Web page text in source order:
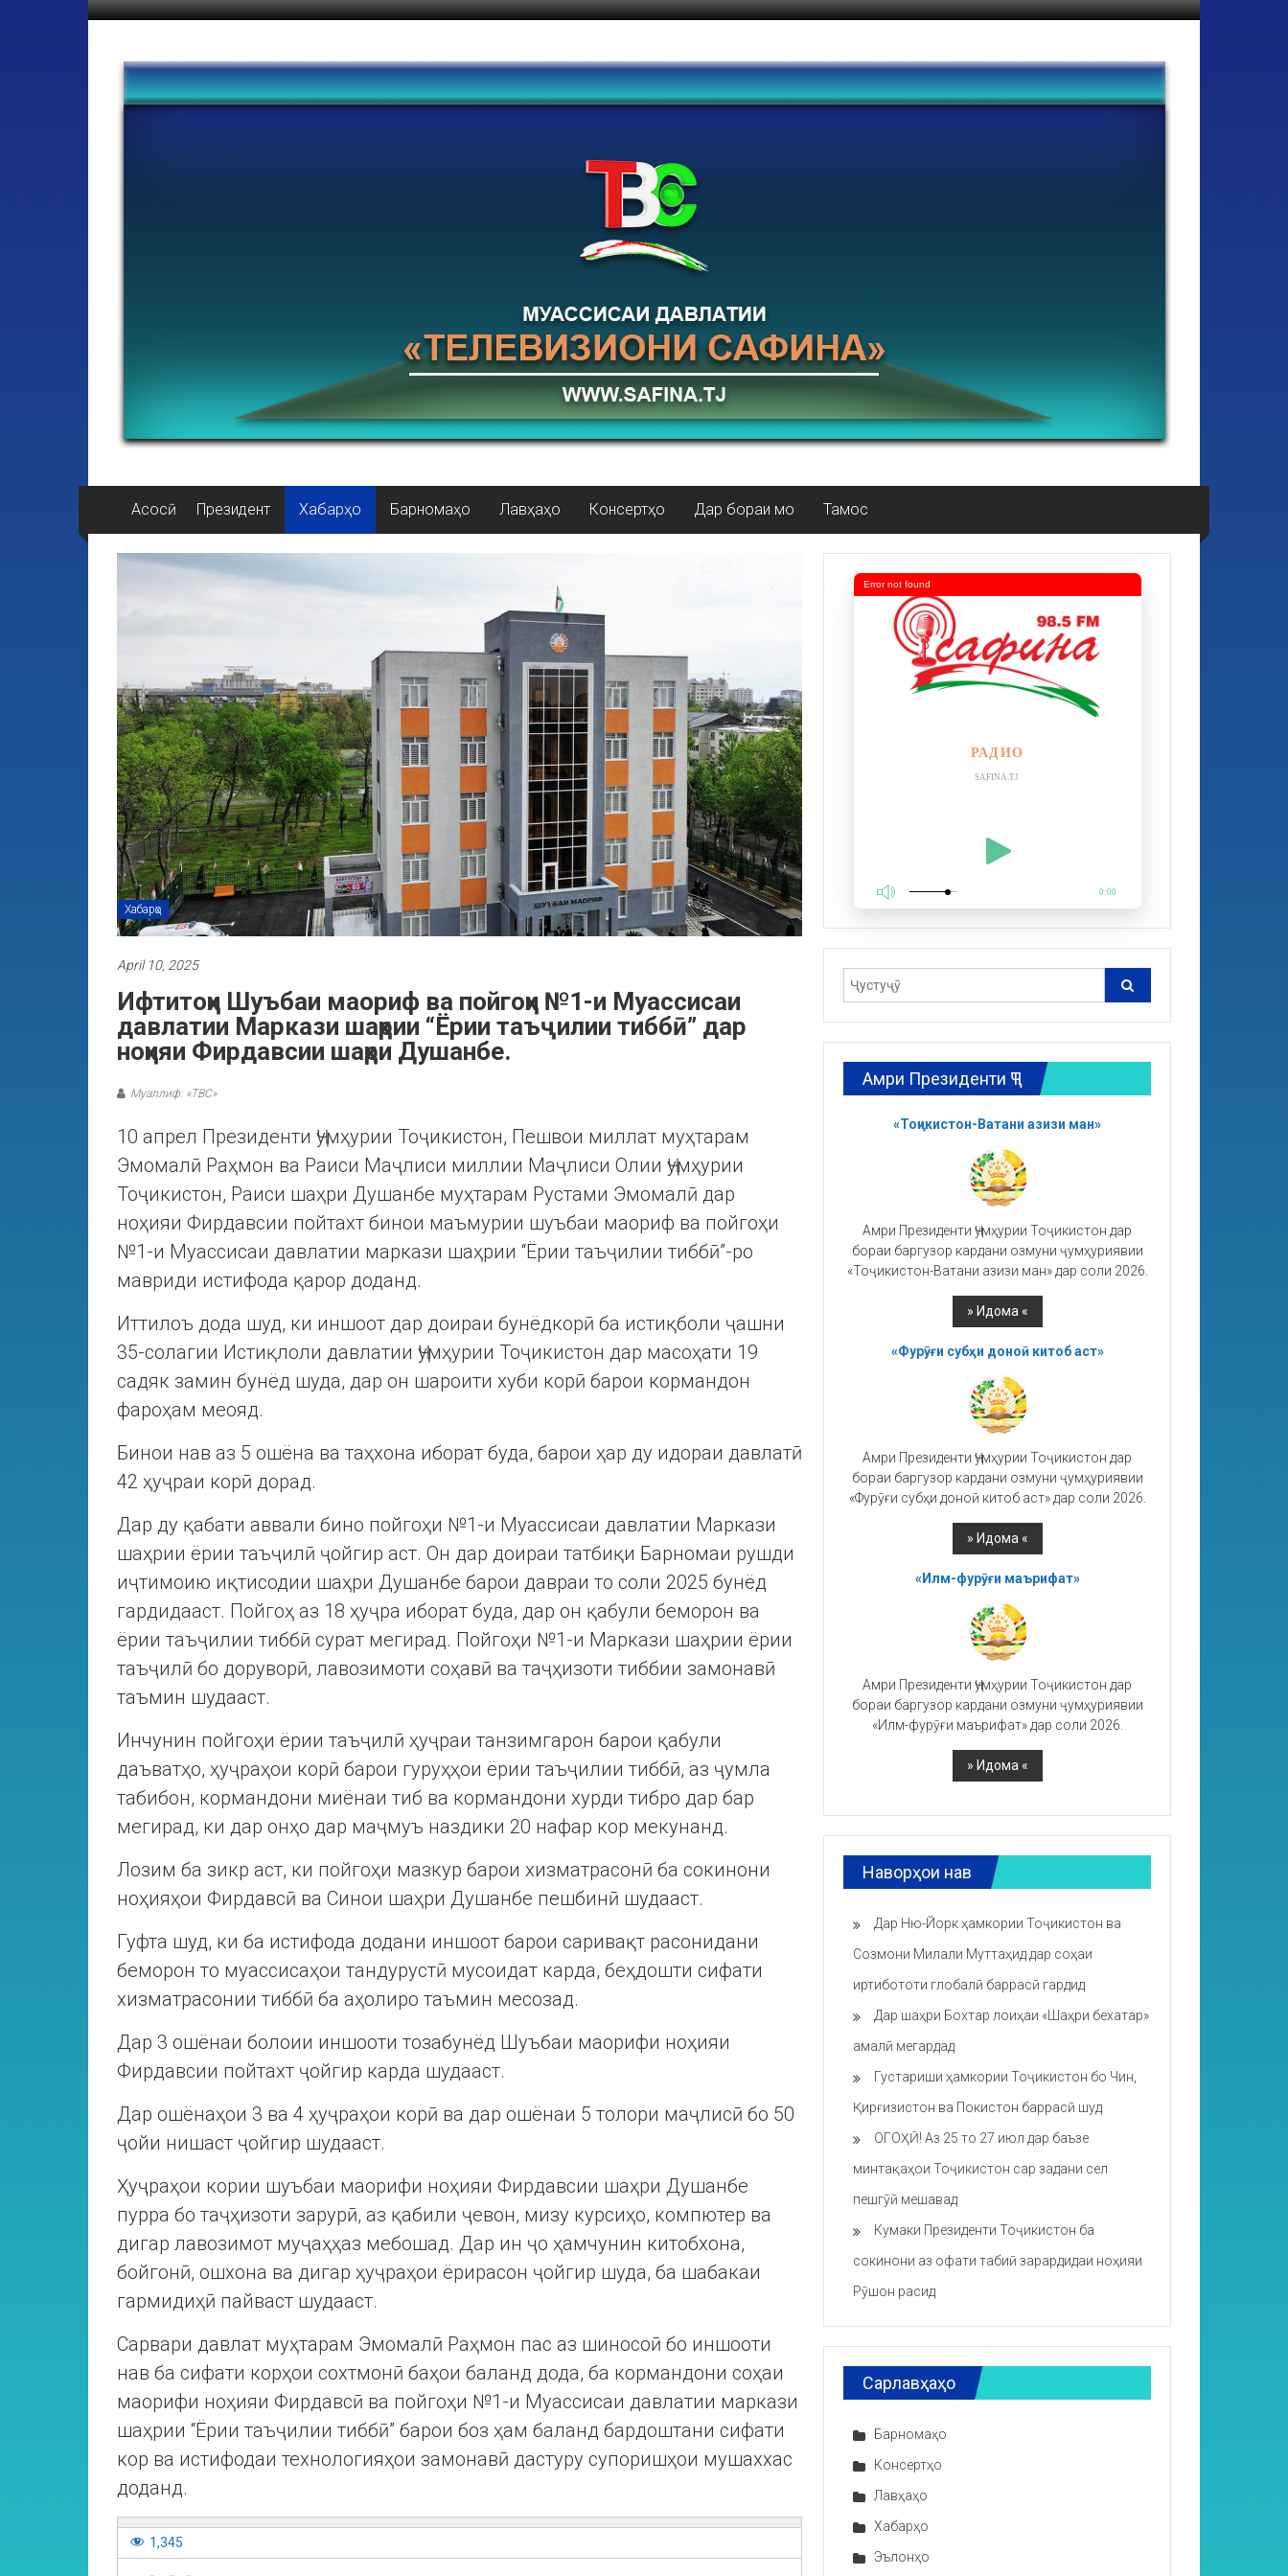
Асосӣ Президент Хабарҳо Барномаҳо Лавҳаҳо Консертҳо Дар бораи мо Тамос
Хабарҳо
April 10, 2025
Ифтитоҳи Шуъбаи маориф ва пойгоҳи №1-и Муассисаи
давлатии Маркази шаҳрии “Ёрии таъҷилии тиббӣ” дар
ноҳияи Фирдавсии шаҳри Душанбе.
Муаллиф: «ТВС»
10 апрел Президенти Ҷумҳурии Тоҷикистон, Пешвои миллат муҳтарам
Эмомалӣ Раҳмон ва Раиси Маҷлиси миллии Маҷлиси Олии Ҷумҳурии
Тоҷикистон, Раиси шаҳри Душанбе муҳтарам Рустами Эмомалӣ дар
ноҳияи Фирдавсии пойтахт бинои маъмурии шуъбаи маориф ва пойгоҳи
№1-и Муассисаи давлатии маркази шаҳрии “Ёрии таъҷилии тиббӣ”-ро
мавриди истифода қарор доданд.
Иттилоъ дода шуд, ки иншоот дар доираи бунёдкорӣ ба истиқболи ҷашни
35-солагии Истиқлоли давлатии Ҷумҳурии Тоҷикистон дар масоҳати 19
садяк замин бунёд шуда, дар он шароити хуби корӣ барои кормандон
фароҳам меояд.
Бинои нав аз 5 ошёна ва таҳхона иборат буда, барои ҳар ду идораи давлатӣ
42 ҳуҷраи корӣ дорад.
Дар ду қабати аввали бино пойгоҳи №1-и Муассисаи давлатии Маркази
шаҳрии ёрии таъҷилӣ ҷойгир аст. Он дар доираи татбиқи Барномаи рушди
иҷтимоию иқтисодии шаҳри Душанбе барои давраи то соли 2025 бунёд
гардидааст. Пойгоҳ аз 18 ҳуҷра иборат буда, дар он қабули беморон ва
ёрии таъҷилии тиббӣ сурат мегирад. Пойгоҳи №1-и Маркази шаҳрии ёрии
таъҷилӣ бо доруворӣ, лавозимоти соҳавӣ ва таҷҳизоти тиббии замонавӣ
таъмин шудааст.
Инчунин пойгоҳи ёрии таъҷилӣ ҳуҷраи танзимгарон барои қабули
даъватҳо, ҳуҷраҳои корӣ барои гуруҳҳои ёрии таъҷилии тиббӣ, аз ҷумла
табибон, кормандони миёнаи тиб ва кормандони хурди тибро дар бар
мегирад, ки дар онҳо дар маҷмуъ наздики 20 нафар кор мекунанд.
Лозим ба зикр аст, ки пойгоҳи мазкур барои хизматрасонӣ ба сокинони
ноҳияҳои Фирдавсӣ ва Синои шаҳри Душанбе пешбинӣ шудааст.
Гуфта шуд, ки ба истифода додани иншоот барои саривақт расонидани
беморон то муассисаҳои тандурустӣ мусоидат карда, беҳдошти сифати
хизматрасонии тиббӣ ба аҳолиро таъмин месозад.
Дар 3 ошёнаи болоии иншооти тозабунёд Шуъбаи маорифи ноҳияи
Фирдавсии пойтахт ҷойгир карда шудааст.
Дар ошёнаҳои 3 ва 4 ҳуҷраҳои корӣ ва дар ошёнаи 5 толори маҷлисӣ бо 50
ҷойи нишаст ҷойгир шудааст.
Ҳуҷраҳои кории шуъбаи маорифи ноҳияи Фирдавсии шаҳри Душанбе
пурра бо таҷҳизоти зарурӣ, аз қабили ҷевон, мизу курсиҳо, компютер ва
дигар лавозимот муҷаҳҳаз мебошад. Дар ин ҷо ҳамчунин китобхона,
бойгонӣ, ошхона ва дигар ҳуҷраҳои ёрирасон ҷойгир шуда, ба шабакаи
гармидиҳӣ пайваст шудааст.
Сарвари давлат муҳтарам Эмомалӣ Раҳмон пас аз шиносоӣ бо иншооти
нав ба сифати корҳои сохтмонӣ баҳои баланд дода, ба кормандони соҳаи
маорифи ноҳияи Фирдавсӣ ва пойгоҳи №1-и Муассисаи давлатии маркази
шаҳрии “Ёрии таъҷилии тиббӣ” барои боз ҳам баланд бардоштани сифати
кор ва истифодаи технологияҳои замонавӣ дастуру супоришҳои мушаххас
доданд.
1,345
РАДИО
SAFINA.TJ
0:00
Error not found
Амри Президенти ҶТ
«Тоҷикистон-Ватани азизи ман»
Амри Президенти Ҷумҳурии Тоҷикистон дар
бораи баргузор кардани озмуни ҷумҳуриявии
«Тоҷикистон-Ватани азизи ман» дар соли 2026.
«Фурӯғи субҳи доноӣ китоб аст»
Амри Президенти Ҷумҳурии Тоҷикистон дар
бораи баргузор кардани озмуни ҷумҳуриявии
«Фурӯғи субҳи доноӣ китоб аст» дар соли 2026.
«Илм-фурӯғи маърифат»
Амри Президенти Ҷумҳурии Тоҷикистон дар
бораи баргузор кардани озмуни ҷумҳуриявии
«Илм-фурӯғи маърифат» дар соли 2026.
Наворҳои нав
Дар Ню-Йорк ҳамкории Тоҷикистон ва
Созмони Милали Муттаҳид дар соҳаи
иртибототи глобалӣ баррасӣ гардид
Дар шаҳри Бохтар лоиҳаи «Шаҳри бехатар»
амалӣ мегардад
Густариши ҳамкории Тоҷикистон бо Чин,
Қирғизистон ва Покистон баррасӣ шуд
ОГОҲӢ! Аз 25 то 27 июл дар баъзе
минтақаҳои Тоҷикистон сар задани сел
пешгӯӣ мешавад
Кумаки Президенти Тоҷикистон ба
сокинони аз офати табиӣ зарардидаи ноҳияи
Рӯшон расид
Сарлавҳаҳо
Барномаҳо
Консертҳо
Лавҳаҳо
Хабарҳо
Эълонҳо